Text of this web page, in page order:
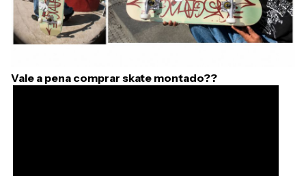
Vale a pena comprar skate montado??